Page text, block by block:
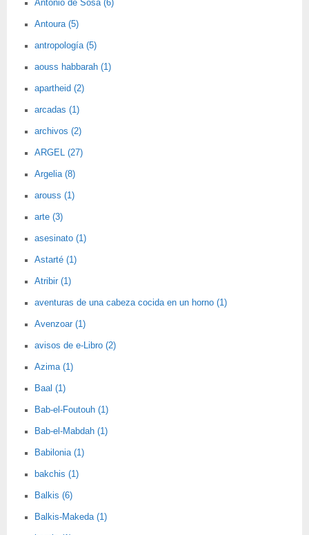
Antonio de Sosa (6)
Antoura (5)
antropología (5)
aouss habbarah (1)
apartheid (2)
arcadas (1)
archivos (2)
ARGEL (27)
Argelia (8)
arouss (1)
arte (3)
asesinato (1)
Astarté (1)
Atribir (1)
aventuras de una cabeza cocida en un horno (1)
Avenzoar (1)
avisos de e-Libro (2)
Azima (1)
Baal (1)
Bab-el-Foutouh (1)
Bab-el-Mabdah (1)
Babilonia (1)
bakchis (1)
Balkis (6)
Balkis-Makeda (1)